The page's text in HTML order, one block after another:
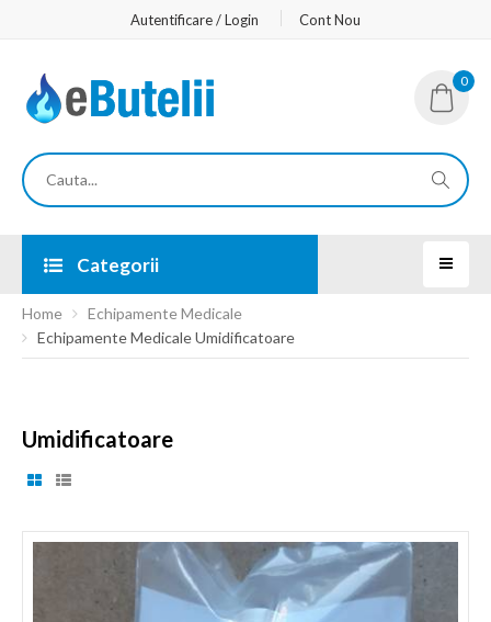
Autentificare / Login Cont Nou
0
Categorii
Home
Echipamente Medicale
Echipamente Medicale Umidificatoare
Umidificatoare